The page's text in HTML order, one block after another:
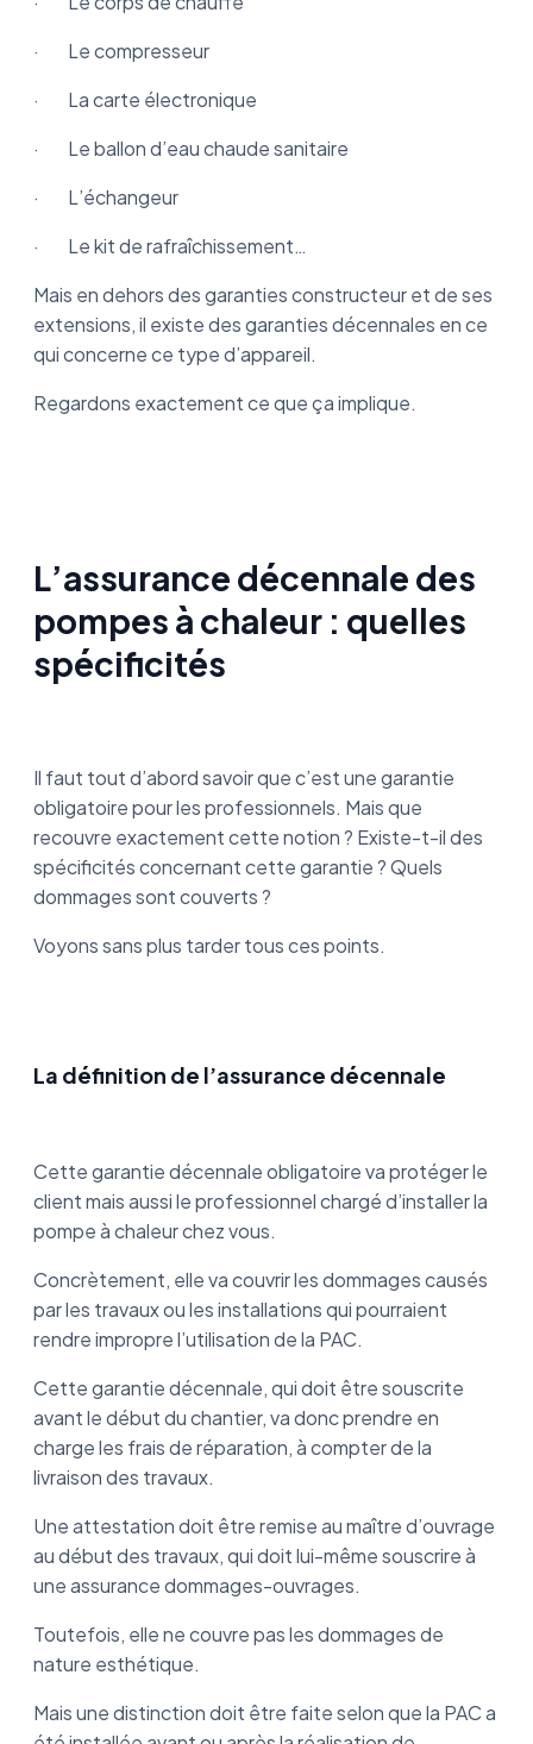
· Le compresseur
· La carte électronique
· Le ballon d’eau chaude sanitaire
· L’échangeur
· Le kit de rafraîchissement…
Mais en dehors des garanties constructeur et de ses
extensions, il existe des garanties décennales en ce
qui concerne ce type d’appareil.
Regardons exactement ce que ça implique.
L’assurance décennale des
pompes à chaleur : quelles
spécificités
Il faut tout d’abord savoir que c’est une garantie
obligatoire pour les professionnels. Mais que
recouvre exactement cette notion ? Existe-t-il des
spécificités concernant cette garantie ? Quels
dommages sont couverts ?
Voyons sans plus tarder tous ces points.
La définition de l’assurance décennale
Cette garantie décennale obligatoire va protéger le
client mais aussi le professionnel chargé d’installer la
pompe à chaleur chez vous.
Concrètement, elle va couvrir les dommages causés
par les travaux ou les installations qui pourraient
rendre impropre l’utilisation de la PAC.
Cette garantie décennale, qui doit être souscrite
avant le début du chantier, va donc prendre en
charge les frais de réparation, à compter de la
livraison des travaux.
Une attestation doit être remise au maître d’ouvrage
au début des travaux, qui doit lui-même souscrire à
une assurance dommages-ouvrages.
Toutefois, elle ne couvre pas les dommages de
nature esthétique.
Mais une distinction doit être faite selon que la PAC a